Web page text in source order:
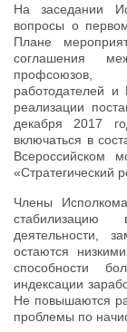
На заседании
вопросы о
Плане
соглашения
профсоюзов,
работодателей
реализации
декабря 2017
включаться в
Всероссийском
«Стратегический
Члены
стабилизацию
деятельности,
остаются
способности
индексации
Не повышаются
проблемы по